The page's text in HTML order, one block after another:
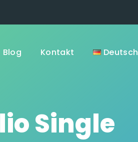
Blog Kontakt Deutsch
Single